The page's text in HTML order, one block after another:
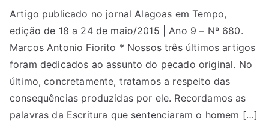
Artigo publicado no jornal Alagoas em Tempo,
edição de 18 a 24 de maio/2015 | Ano 9 – Nº 680.
Marcos Antonio Fiorito * Nossos três últimos artigos
foram dedicados ao assunto do pecado original. No
último, concretamente, tratamos a respeito das
consequências produzidas por ele. Recordamos as
palavras da Escritura que sentenciaram o homem […]